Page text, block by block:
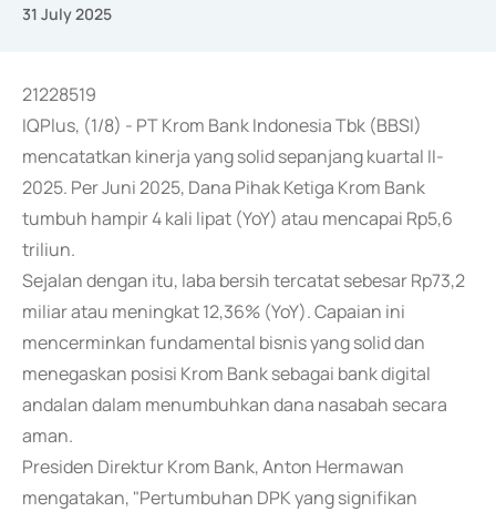
31 July 2025
21228519
IQPlus, (1/8) - PT Krom Bank Indonesia Tbk (BBSI)
mencatatkan kinerja yang solid sepanjang kuartal II-
2025. Per Juni 2025, Dana Pihak Ketiga Krom Bank
tumbuh hampir 4 kali lipat (YoY) atau mencapai Rp5,6
triliun.
Sejalan dengan itu, laba bersih tercatat sebesar Rp73,2
miliar atau meningkat 12,36% (YoY). Capaian ini
mencerminkan fundamental bisnis yang solid dan
menegaskan posisi Krom Bank sebagai bank digital
andalan dalam menumbuhkan dana nasabah secara
aman.
Presiden Direktur Krom Bank, Anton Hermawan
mengatakan, "Pertumbuhan DPK yang signifikan